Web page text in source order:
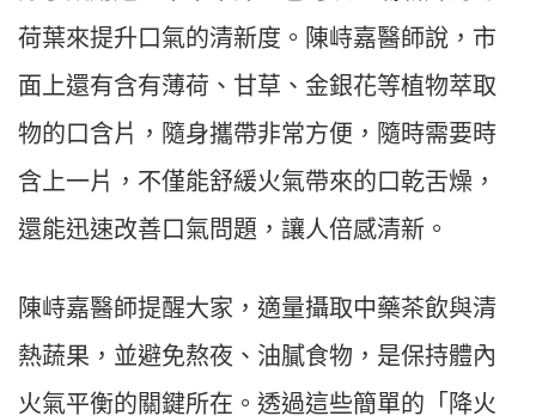
荷葉來提升口氣的清新度。陳峙嘉醫師說，市
面上還有含有薄荷、甘草、金銀花等植物萃取
物的口含片，隨身攜帶非常方便，隨時需要時
含上一片，不僅能舒緩火氣帶來的口乾舌燥，
還能迅速改善口氣問題，讓人倍感清新。
陳峙嘉醫師提醒大家，適量攝取中藥茶飲與清
熱蔬果，並避免熬夜、油膩食物，是保持體內
火氣平衡的關鍵所在。透過這些簡單的「降火